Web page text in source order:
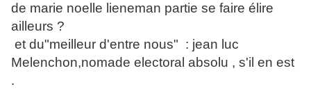
de marie noelle lieneman partie se faire élire
ailleurs ?
et du"meilleur d'entre nous" : jean luc
Melenchon,nomade electoral absolu , s'il en est
.